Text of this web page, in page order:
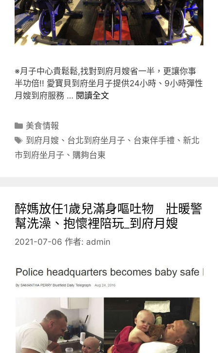
※月子中心貴鬆鬆,找對到府月嫂省一半，更讓你事
半功倍!! 愛寶貝到府坐月子提供24小時、9小時彈性
月嫂到府服務 … 閱讀全文
分
類
美食情報
標
籤
到府月嫂 、 台北到府坐月子 、 台東伴手禮 、新北
市到府坐月子 、 購夠台東
醉媽放任1歲兒滿身嘔吐物 壯暖警
幫洗澡、抱懷裡陪玩_到府月嫂
2021-07-06 作者: admin